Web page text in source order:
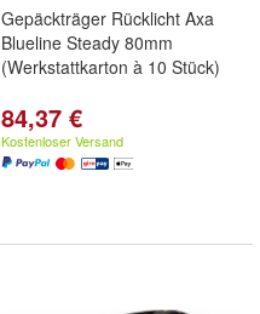
Gepäckträger Rücklicht Axa
Blueline Steady 80mm
(Werkstattkarton à 10 Stück)
84,37 €
Kostenloser Versand